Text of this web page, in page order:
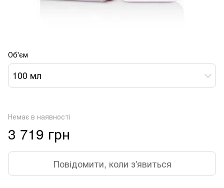
Об'єм
100 мл
Немає в наявності
3 719 грн
Повідомити, коли з'явиться